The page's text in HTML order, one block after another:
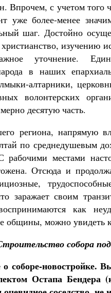
Впрочем, с учетом того
уже более-менее
шаг. Достойно
изучению
уточнение.
в наших
алтарники,
волонтерских
десятую часть.
региона,
по среднедушевым
рабочими местами
Отсюда и
заражает своим
как
можно увидеть
собора
новостройке.
Остапа Бендера